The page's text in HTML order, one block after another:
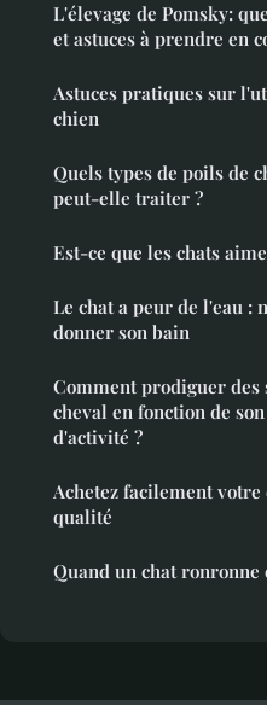
L'élevage de Pomsky:
et astuces à prendre en
Astuces pratiques sur
chien
Quels types de poils de
peut-elle traiter ?
Est-ce que les chats
Le chat a peur de l'eau :
donner son bain
Comment prodiguer des
cheval en fonction de
d'activité ?
Achetez facilement
qualité
Quand un chat ronronne